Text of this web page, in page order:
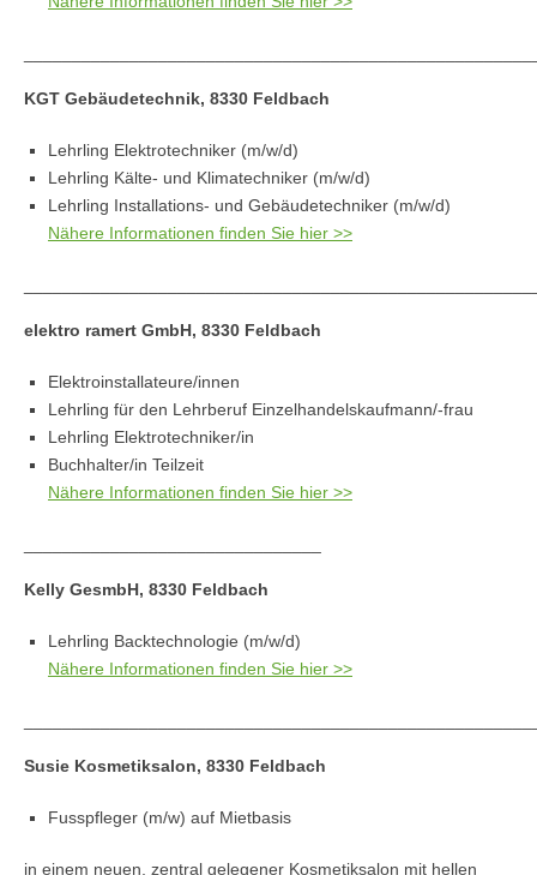
KGT Gebäudetechnik, 8330 Feldbach
Lehrling Elektrotechniker (m/w/d)
Lehrling Kälte- und Klimatechniker (m/w/d)
Lehrling Installations- und Gebäudetechniker (m/w/d)
Nähere Informationen finden Sie hier >>
elektro ramert GmbH, 8330 Feldbach
Elektroinstallateure/innen
Lehrling für den Lehrberuf Einzelhandelskaufmann/-frau
Lehrling Elektrotechniker/in
Buchhalter/in Teilzeit
Nähere Informationen finden Sie hier >>
Kelly GesmbH, 8330 Feldbach
Lehrling Backtechnologie (m/w/d)
Nähere Informationen finden Sie hier >>
Susie Kosmetiksalon, 8330 Feldbach
Fusspfleger (m/w) auf Mietbasis
in einem neuen, zentral gelegener Kosmetiksalon mit hellen